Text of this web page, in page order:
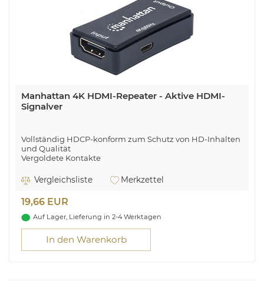
Manhattan 4K HDMI-Repeater - Aktive HDMI-
Signalver
Vollständig HDCP-konform zum Schutz von HD-Inhalten
und Qualität
Vergoldete Kontakte
Manhattan 4K HDMI-Repeater, Aktive HDMI-
Signalverstärkung, 4K@60Hz, verlängert 4K-Video und
Auflösung: 4096 x 2160 Pixel, Maximal mögliche
Übertragungsstrecke: 40 m. Übertragungstechnik:
Verkabelt, USB-Stecker: Micro-USB B. Breite: 28 mm,
Vergleichsliste Merkzettel
19,66 EUR
Auf Lager, Lieferung in 2-4 Werktagen
In den Warenkorb